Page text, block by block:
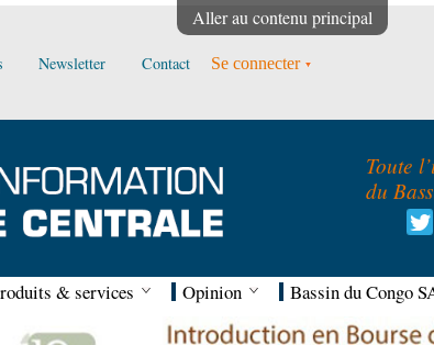
Aller au contenu principal
Newsletter Contact Se connecter
Toute
du
& services Opinion Bassin du Congo